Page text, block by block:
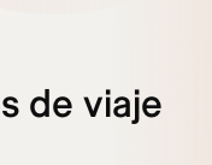
de viaje